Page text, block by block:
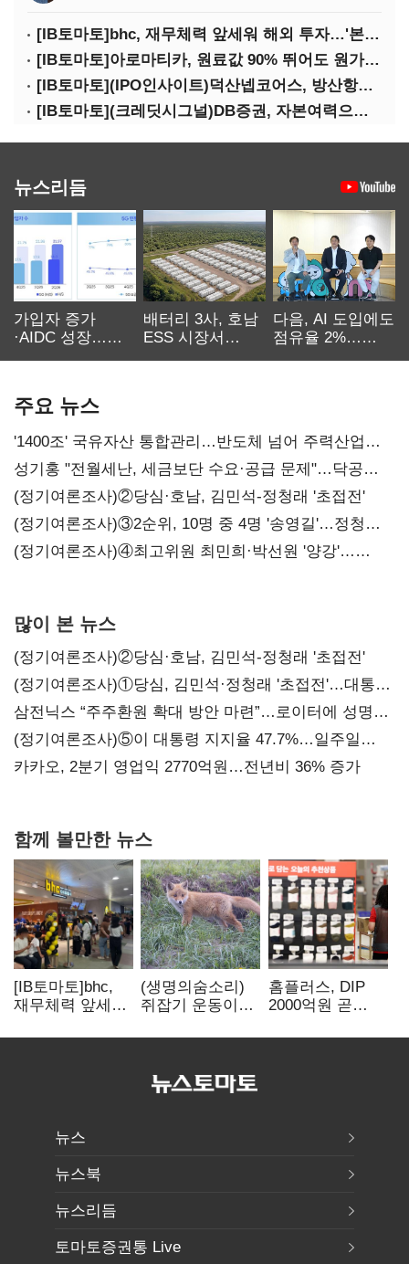
[IB토마토]bhc, 재무체력 앞세워 해외 투자…'본게임' 속도
[IB토마토]아로마티카, 원료값 90% 뛰어도 원가율 하락…직거래로 방어
[IB토마토](IPO인사이트)덕산넵코어스, 방산항법 기술로 코스닥 노크
[IB토마토](크레딧시그널)DB증권, 자본여력으로 PF 부담 극복
뉴스리듬
가입자 증가
·AIDC 성장…
배터리 3사, 호남
ESS 시장서
다음, AI 도입에도
점유율 2%…
주요 뉴스
'1400조' 국유자산 통합관리…반도체 넘어 주력산업
구조혁신
성기홍 "전월세난, 세금보단 수요·공급 문제"…닥공
시사
(정기여론조사)②당심·호남, 김민석-정청래 '초접전'
(정기여론조사)③2순위, 10명 중 4명 '송영길'…정청래
'한 자릿수'
(정기여론조사)④최고위원 최민희·박선원 '양강'…
많이 본 뉴스
(정기여론조사)②당심·호남, 김민석-정청래 '초접전'
(정기여론조사)①당심, 김민석·정청래 '초접전'…대통령
지지도 '50% 아래로'(종합)
삼전닉스 “주주환원 확대 방안 마련”…로이터에 성명
보내
(정기여론조사)⑤이 대통령 지지율 47.7%…일주일
만에 다시 40%대
카카오, 2분기 영업익 2770억원…전년비 36% 증가
함께 볼만한 뉴스
[IB토마토]bhc,
재무체력 앞세워
투자…'본게임'
(생명의숨소리)
쥐잡기 운동이
대하여
홈플러스, DIP
2000억원 곧
영업 재개 예정
뉴스
뉴스북
뉴스리듬
토마토증권통 Live